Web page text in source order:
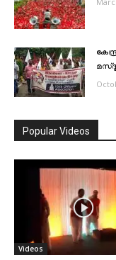
Popular Videos
Videos